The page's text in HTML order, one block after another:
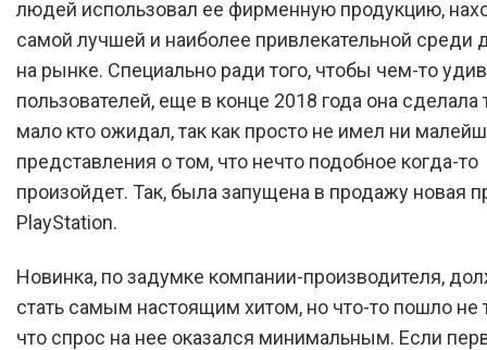
людей использовал ее фирменную продукцию,
самой лучшей и наиболее привлекательной среди
на рынке. Специально ради того, чтобы чем-то
пользователей, еще в конце 2018 года она сделала
мало кто ожидал, так как просто не имел ни
представления о том, что нечто подобное когда-то
произойдет. Так, была запущена в продажу новая
PlayStation.
Новинка, по задумке компании-производителя,
стать самым настоящим хитом, но что-то пошло не
что спрос на нее оказался минимальным. Если